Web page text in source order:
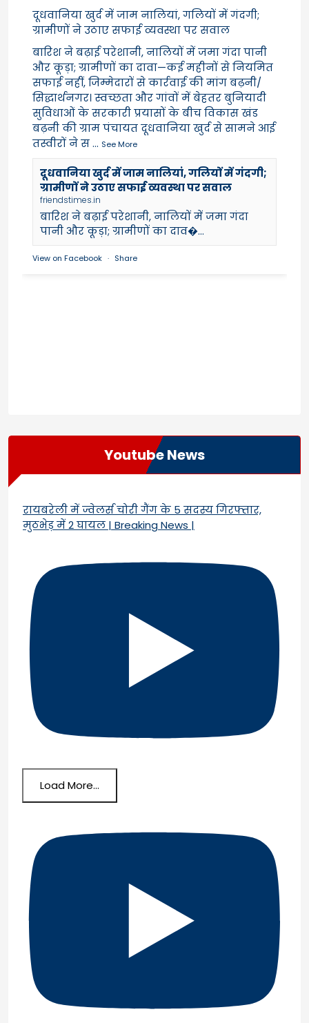
दूधवानिया खुर्द में जाम नालियां, गलियों में गंदगी;
ग्रामीणों ने उठाए सफाई व्यवस्था पर सवाल
बारिश ने बढ़ाई परेशानी, नालियों में जमा गंदा पानी
और कूड़ा; ग्रामीणों का दावा—कई महीनों से नियमित
सफाई नहीं, जिम्मेदारों से कार्रवाई की मांग बढ़नी/
सिद्धार्थनगर। स्वच्छता और गांवों में बेहतर बुनियादी
सुविधाओं के सरकारी प्रयासों के बीच विकास खंड
बढ़नी की ग्राम पंचायत दूधवानिया खुर्द से सामने आई
तस्वीरों ने स... See More
दूधवानिया खुर्द में जाम नालियां, गलियों में गंदगी;
ग्रामीणों ने उठाए सफाई व्यवस्था पर सवाल
friendstimes.in
बारिश ने बढ़ाई परेशानी, नालियों में जमा गंदा
पानी और कूड़ा; ग्रामीणों का दाव�...
View on Facebook · Share
Youtube News
रायबरेली में ज्वेलर्स चोरी गैंग के 5 सदस्य गिरफ्तार,
मुठभेड़ में 2 घायल | Breaking News |
Load More...